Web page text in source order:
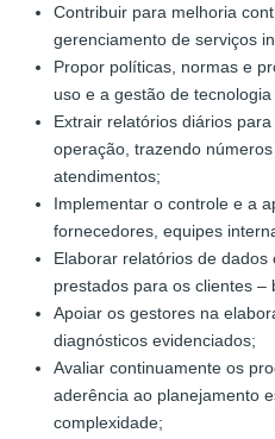
Contribuir para melhoria
gerenciamento de serviços
Propor políticas, normas e
uso e a gestão de
Extrair relatórios diários
operação, trazendo
atendimentos;
Implementar o controle e a
fornecedores, equipes
Elaborar relatórios de
prestados para os clientes –
Apoiar os gestores na
diagnósticos evidenciados;
Avaliar continuamente os
aderência ao planejamento
complexidade;